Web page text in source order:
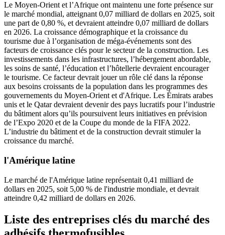
Le Moyen-Orient et l’Afrique ont maintenu une forte présence sur
le marché mondial, atteignant 0,07 milliard de dollars en 2025, soit
une part de 0,80 %, et devraient atteindre 0,07 milliard de dollars
en 2026. La croissance démographique et la croissance du
tourisme due à l’organisation de méga-événements sont des
facteurs de croissance clés pour le secteur de la construction. Les
investissements dans les infrastructures, l’hébergement abordable,
les soins de santé, l’éducation et l’hôtellerie devraient encourager
le tourisme. Ce facteur devrait jouer un rôle clé dans la réponse
aux besoins croissants de la population dans les programmes des
gouvernements du Moyen-Orient et d'Afrique. Les Émirats arabes
unis et le Qatar devraient devenir des pays lucratifs pour l’industrie
du bâtiment alors qu’ils poursuivent leurs initiatives en prévision
de l’Expo 2020 et de la Coupe du monde de la FIFA 2022.
L’industrie du bâtiment et de la construction devrait stimuler la
croissance du marché.
l'Amérique latine
Le marché de l'Amérique latine représentait 0,41 milliard de
dollars en 2025, soit 5,00 % de l'industrie mondiale, et devrait
atteindre 0,42 milliard de dollars en 2026.
Liste des entreprises clés du marché des